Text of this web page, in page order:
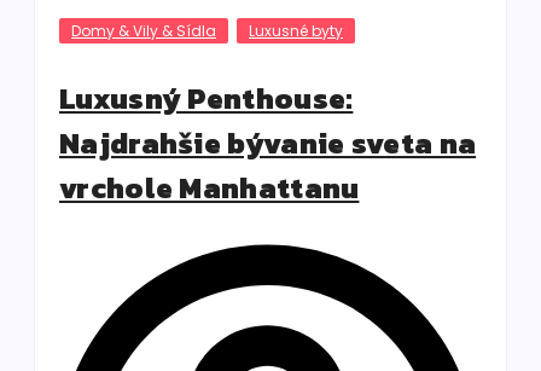
Domy & Vily & Sídla Luxusné byty
Luxusný Penthouse:
Najdrahšie bývanie sveta na
vrchole Manhattanu